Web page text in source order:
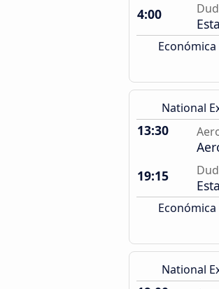
4:00
Económica
National
13:30
19:15
Económica
National